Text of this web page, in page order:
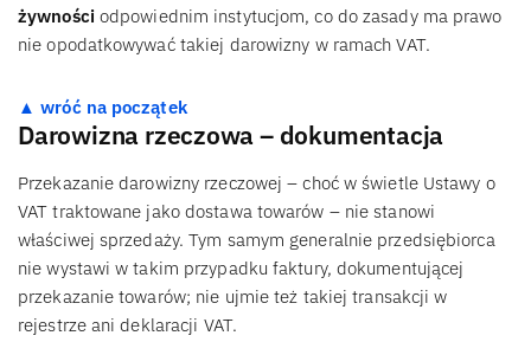
żywnościodpowiednim instytucjom, co do zasady ma prawo
nie opodatkowywać takiej darowizny w ramach VAT.
▲ wróć na początek
Darowizna rzeczowa – dokumentacja
Przekazanie darowizny rzeczowej – choć w świetle Ustawy o
VAT traktowane jako dostawa towarów – nie stanowi
właściwej sprzedaży. Tym samym generalnie przedsiębiorca
nie wystawi w takim przypadku faktury, dokumentującej
przekazanie towarów; nie ujmie też takiej transakcji w
rejestrze ani deklaracji VAT.